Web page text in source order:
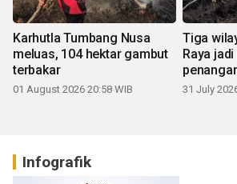
Karhutla Tumbang Nusa
meluas, 104 hektar gambut
terbakar
01 August 2026 20:58 WIB
Tiga
Raya
31 July
Infografik